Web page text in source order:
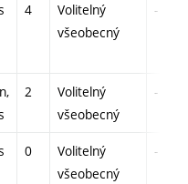
4
Volitelný
všeobecný
-
2
Volitelný
všeobecný
-
0
Volitelný
všeobecný
-